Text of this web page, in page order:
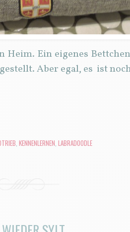
Ein eigenes
Aber egal, es ist
KENNENLERNEN LABRADOODLE